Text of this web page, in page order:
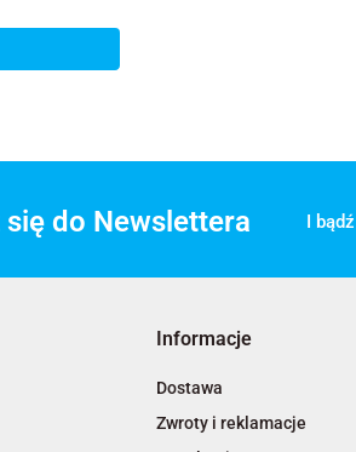
do Newslettera I
Informacje
Dostawa
Zwroty i reklamacje